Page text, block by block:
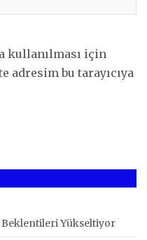
kullanılması için
adresim bu tarayıcıya
Beklentileri Yükseltiyor